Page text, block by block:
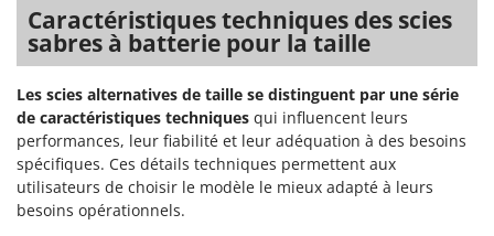
Stanley
Stiga
Stocker
Sunseeker
T
Tecla
TecnoGen
Caractéristiques techniques des scies
sabres à batterie pour la taille
Les scies alternatives de taille se distinguent par une série
de caractéristiques techniques qui influencent leurs
performances, leur fiabilité et leur adéquation à des besoins
spécifiques. Ces détails techniques permettent aux
utilisateurs de choisir le modèle le mieux adapté à leurs
besoins opérationnels.